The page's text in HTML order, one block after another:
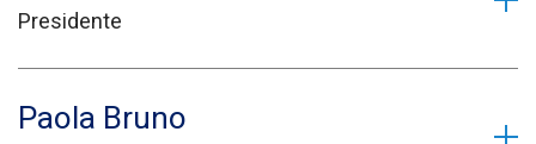
Presidente
Paola Bruno